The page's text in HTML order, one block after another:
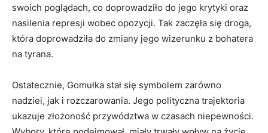
swoich poglądach, co doprowadziło do jego krytyki oraz
nasilenia represji wobec opozycji. Tak zaczęła się droga,
która doprowadziła do zmiany jego wizerunku z bohatera
na tyrana.
Ostatecznie, Gomułka stał się symbolem zarówno
nadziei, jak i rozczarowania. Jego polityczna trajektoria
ukazuje złożoność przywództwa w czasach niepewności.